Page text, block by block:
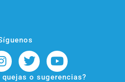
quejas o sugerencias?